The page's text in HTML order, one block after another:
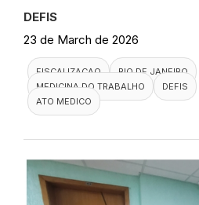
DEFIS
23 de March de 2026
FISCALIZACAO
RIO DE JANEIRO
MEDICINA DO TRABALHO
DEFIS
ATO MEDICO